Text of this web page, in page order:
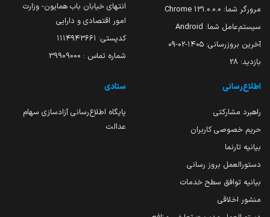
مرورگر شما: 131.0.0.0 Chrome
سیستم‌عامل شما: Android
آخرین بروزرسانی: ۱۴۰۵-۰۲-۰۹
بازدید: 28
انتهای خیابان باب همایون- وزارت
امور اقتصادی و دارایی
کدپستی: ۱۱۱۴۹۴۳۶۶۱
شماره تماس : 39909000
اطلاع‌رسانی
راهبرد مشارکتی
حریم خصوصی کاربران
بیانیه تارنما
دستورالعمل بروز رسانی
بیانیه توافق سطح خدمات
منشور اخلاقی
ستادی
پایگاه اطلاع‌رسانی آزادسازی سهام
عدالت